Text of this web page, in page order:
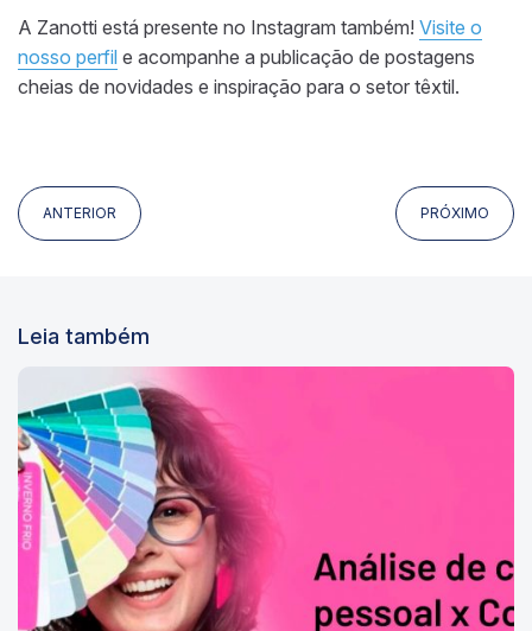
A Zanotti está presente no Instagram também! Visite o
nosso perfil e acompanhe a publicação de postagens
cheias de novidades e inspiração para o setor têxtil.
ANTERIOR PRÓXIMO
Leia também